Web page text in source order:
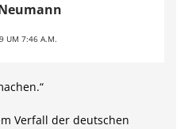
UM 7:46 A.M.
Verfall der deutschen